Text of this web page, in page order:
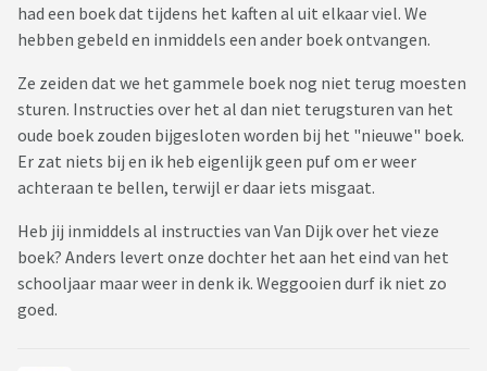
had een boek dat tijdens het kaften al uit elkaar viel. We
hebben gebeld en inmiddels een ander boek ontvangen.
Ze zeiden dat we het gammele boek nog niet terug moesten
sturen. Instructies over het al dan niet terugsturen van het
oude boek zouden bijgesloten worden bij het "nieuwe" boek.
Er zat niets bij en ik heb eigenlijk geen puf om er weer
achteraan te bellen, terwijl er daar iets misgaat.
Heb jij inmiddels al instructies van Van Dijk over het vieze
boek? Anders levert onze dochter het aan het eind van het
schooljaar maar weer in denk ik. Weggooien durf ik niet zo
goed.